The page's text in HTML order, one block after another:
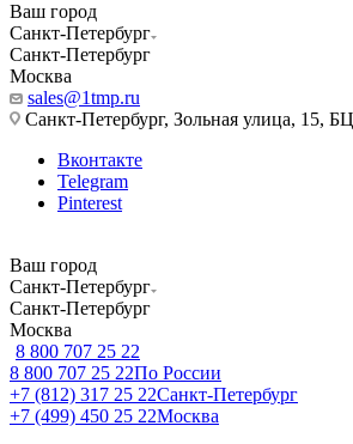
Ваш город
Санкт-Петербург
Санкт-Петербург
Москва
sales@1tmp.ru
Санкт-Петербург, Зольная улица, 15,
Вконтакте
Telegram
Pinterest
Ваш город
Санкт-Петербург
Санкт-Петербург
Москва
8 800 707 25 22
8 800 707 25 22По России
+7 (812) 317 25 22Санкт-Петербург
+7 (499) 450 25 22Москва